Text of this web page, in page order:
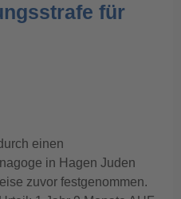
für
einen
in Hagen Juden
zuvor festgenommen.